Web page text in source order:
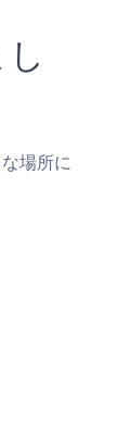
場所に